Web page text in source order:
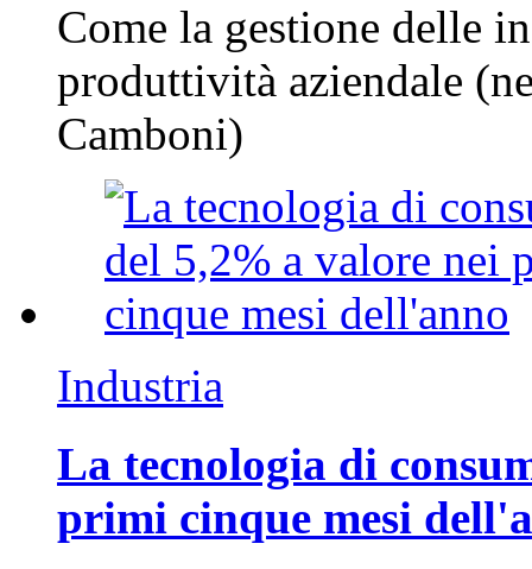
Come la gestione delle
produttività aziendale
Camboni)
Industria
La tecnologia di
primi cinque mesi